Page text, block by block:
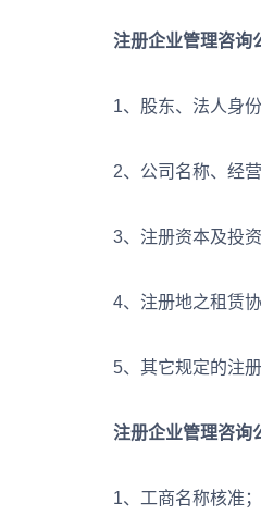
注册企业管理咨询
1、股东、法人身份
2、公司名称、经营
3、注册资本及投资
4、注册地之租赁协
5、其它规定的注册
注册企业管理咨询
1、工商名称核准；